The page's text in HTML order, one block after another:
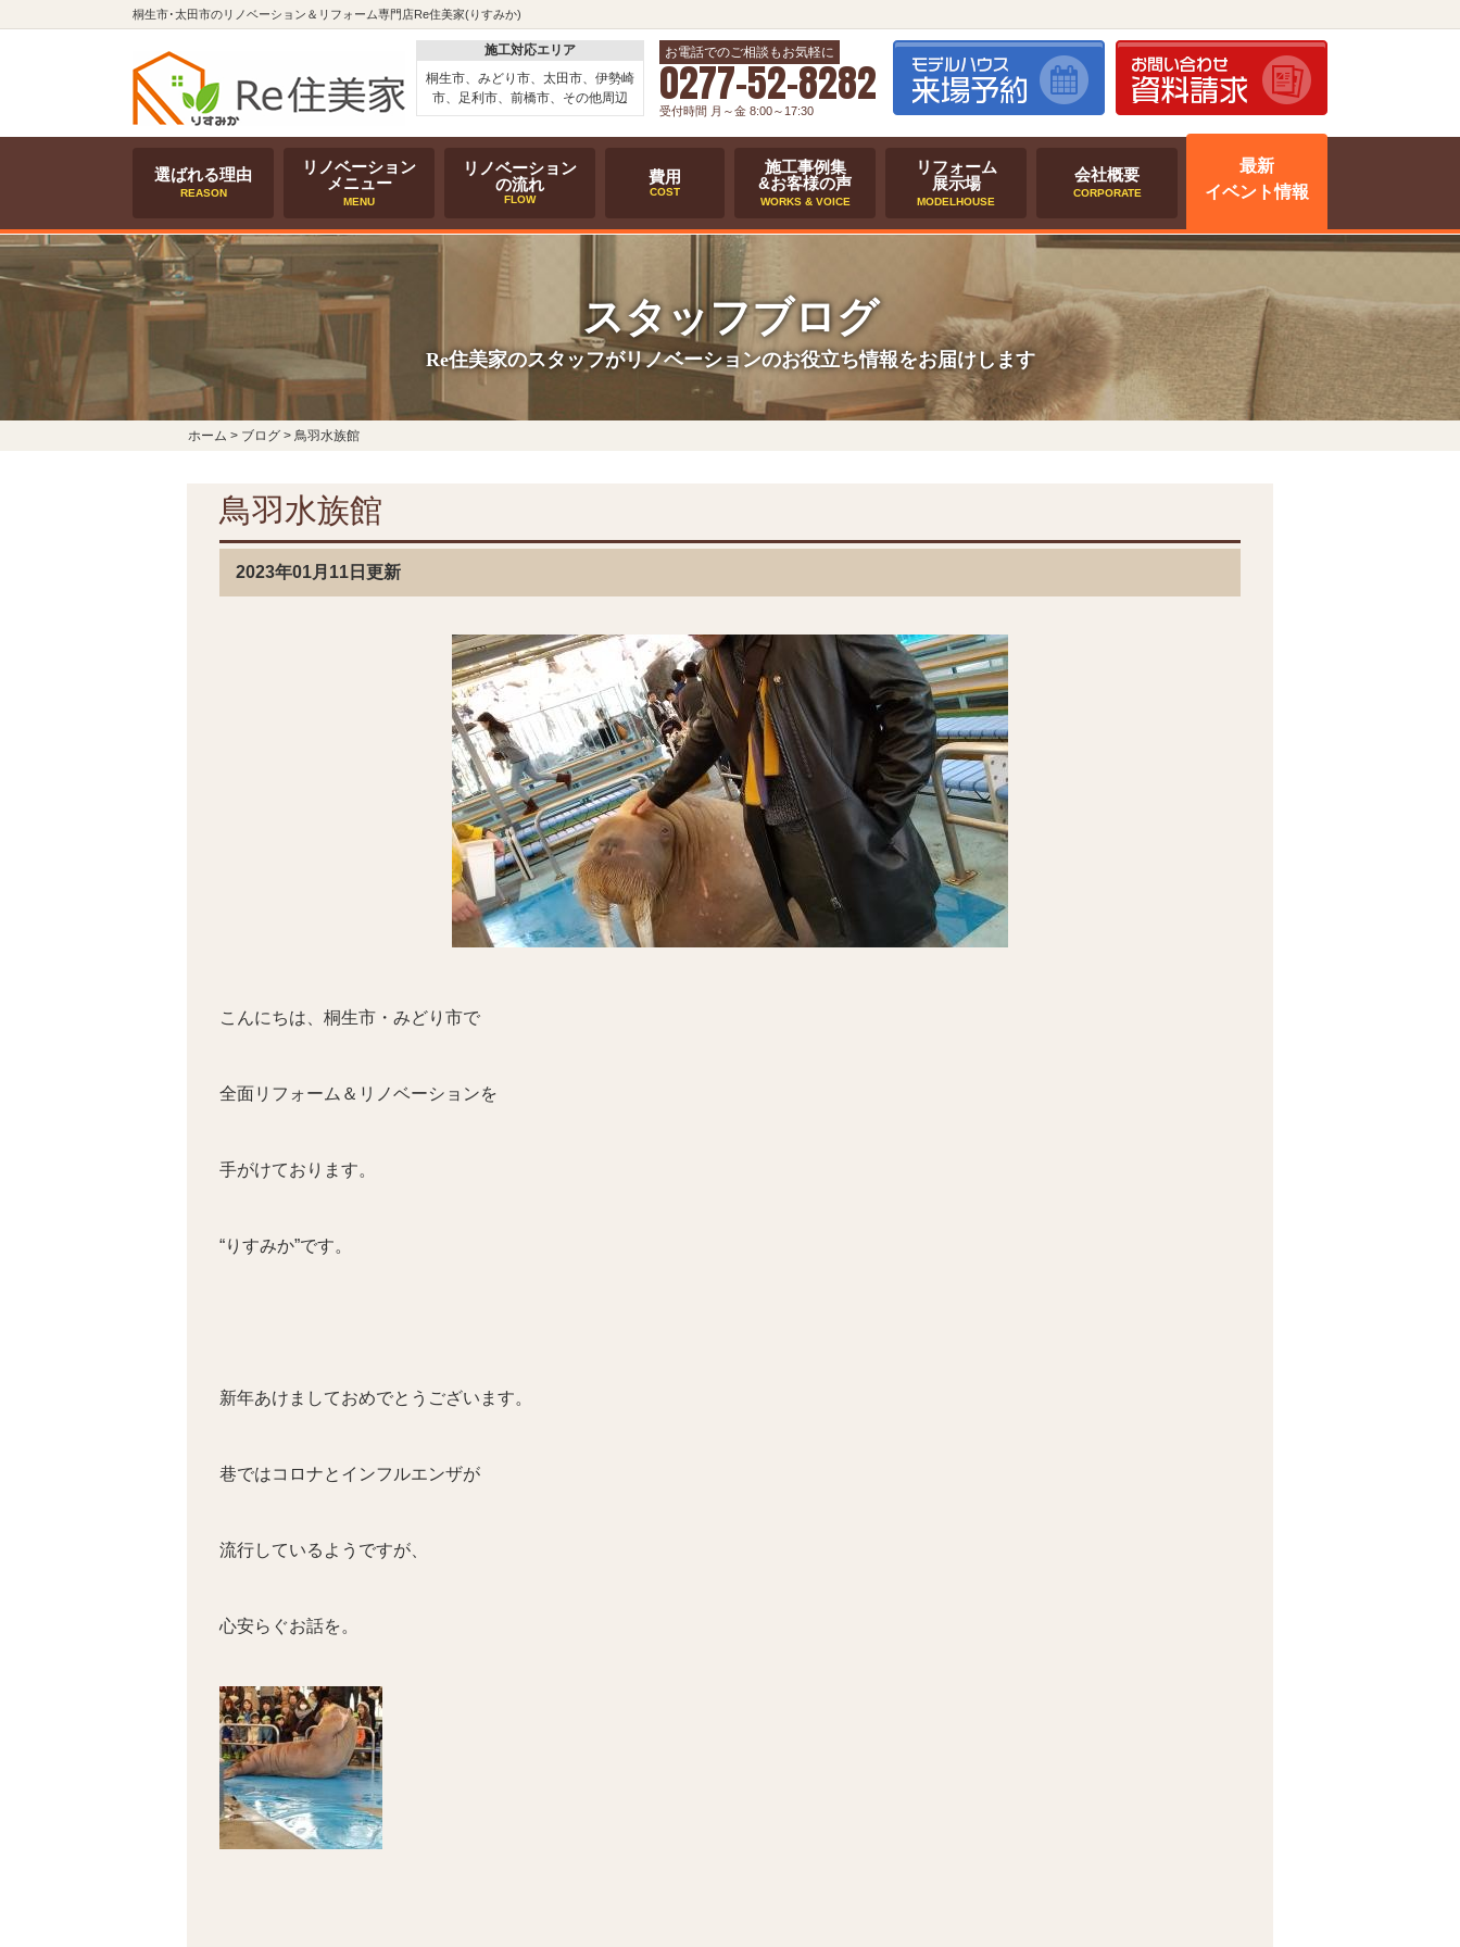
桐生市･太田市のリノベーション＆リフォーム専門店Re住美家(りすみか)
施工対応エリア
桐生市、みどり市、太田市、伊勢崎
市、足利市、前橋市、その他周辺
お電話でのご相談もお気軽に
0277-52-8282
受付時間 月～金 8:00～17:30
選ばれる理由
REASON
リノベーション
メニュー
MENU
リノベーション
の流れ
FLOW
費用
COST
施工事例集
&お客様の声
WORKS & VOICE
リフォーム
展示場
MODELHOUSE
会社概要
CORPORATE
最新
イベント情報
スタッフブログ
Re住美家のスタッフがリノベーションのお役立ち情報をお届けします
ホーム > ブログ > 鳥羽水族館
鳥羽水族館
2023年01月11日更新
こんにちは、桐生市・みどり市で
全面リフォーム＆リノベーションを
手がけております。
“りすみか”です。
新年あけましておめでとうございます。
巷ではコロナとインフルエンザが
流行しているようですが、
心安らぐお話を。